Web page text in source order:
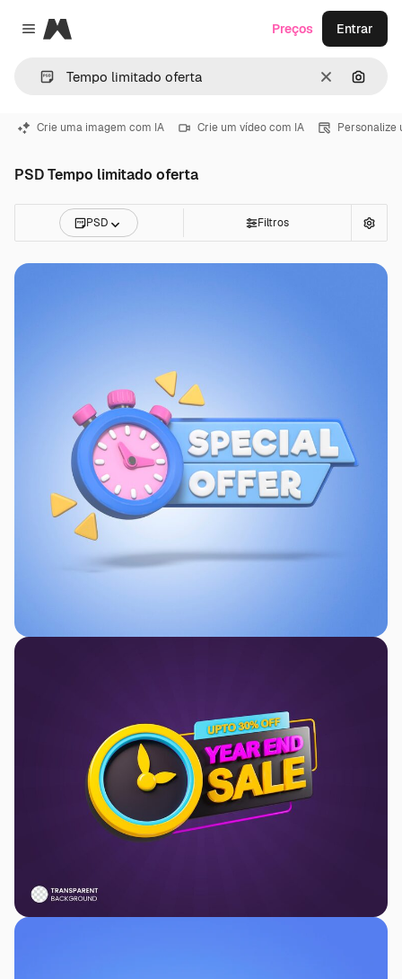
Close menu
Magnific
Limpar
Preços Entrar
Crie uma imagem com IA Crie um vídeo com IA Personalize
PSD Tempo limitado oferta
PSD Filtros